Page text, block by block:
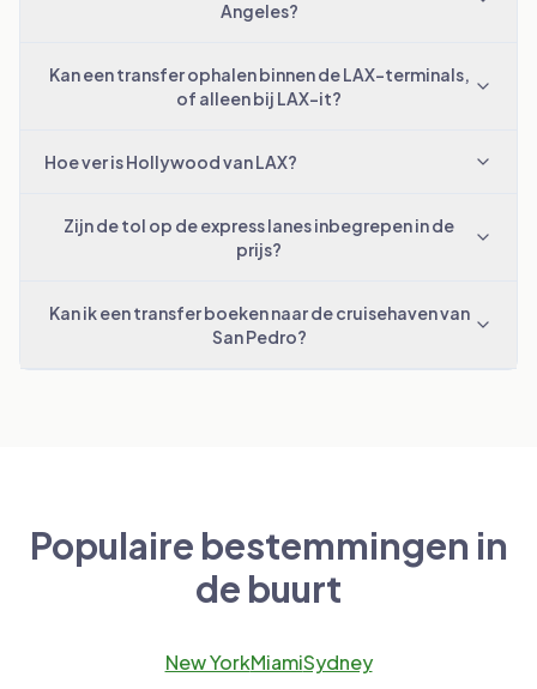
Angeles?
Kan een transfer ophalen binnen de LAX-terminals,
of alleen bij LAX-it?
Hoe ver is Hollywood van LAX?
Zijn de tol op de express lanes inbegrepen in de
prijs?
Kan ik een transfer boeken naar de cruisehaven van
San Pedro?
Populaire bestemmingen in
de buurt
New YorkMiamiSydney